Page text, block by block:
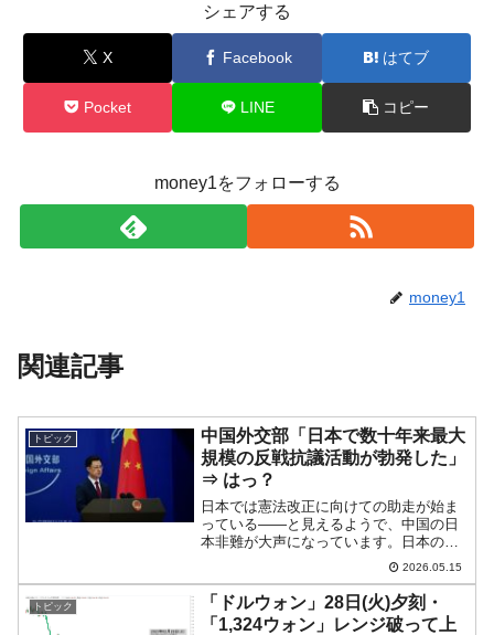
シェアする
X Facebook はてブ
Pocket LINE コピー
money1をフォローする
money1
関連記事
トピック
中国外交部「日本で数十年来最大
規模の反戦抗議活動が勃発した」
⇒ はっ？
日本では憲法改正に向けての助走が始ま
っている――と見えるようで、中国の日
本非難が大声になっています。日本の憲
法をどうするのかは日本人自身が決める
ことで、中国人にとやかくいわれる筋合
いはありません。ましてや日本にNUKE
で狙いをつけている国が...
2026.05.15
トピック
「ドルウォン」28日(火)夕刻・
「1,324ウォン」レンジ破って上